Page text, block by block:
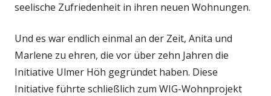
seelische Zufriedenheit in ihren neuen Wohnungen.
Und es war endlich einmal an der Zeit, Anita und
Marlene zu ehren, die vor über zehn Jahren die
Initiative Ulmer Höh gegründet haben. Diese
Initiative führte schließlich zum WIG-Wohnprojekt